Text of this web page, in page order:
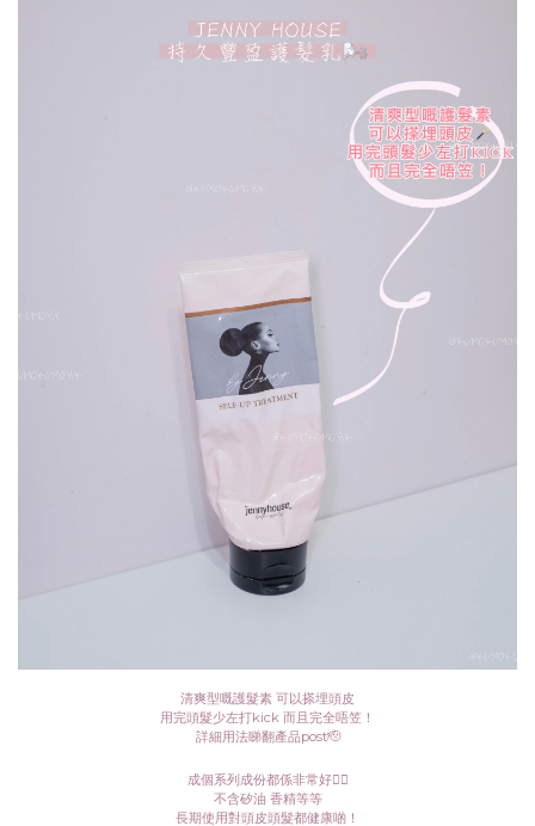
清爽型嘅護髮素 可以搽埋頭皮
用完頭髮少左打kick 而且完全唔笠！
詳細用法睇翻產品post🫡
成個系列成份都係非常好👍🏻
不含矽油 香精等等
長期使用對頭皮頭髮都健康啲！